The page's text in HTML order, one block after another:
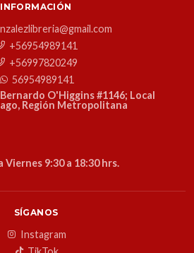
INFORMACIÓN
+56954989141
+56997820249
56954989141
O'Higgins #1146; Local
Región Metropolitana
Viernes 9:30 a 18:30 hrs.
SÍGANOS
Instagram